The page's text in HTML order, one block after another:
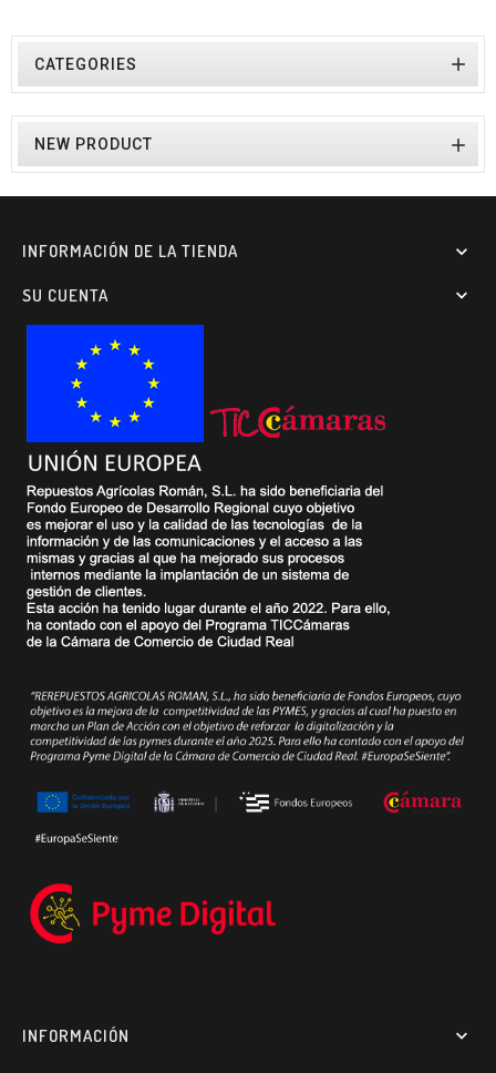
CATEGORIES 
NEW PRODUCT 
INFORMACIÓN DE LA TIENDA 
SU CUENTA 
INFORMACIÓN 